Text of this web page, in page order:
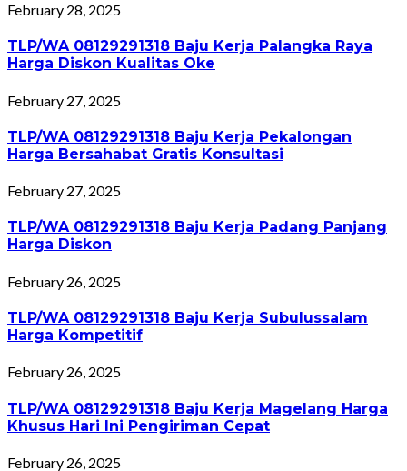
February 28, 2025
TLP/WA 08129291318 Baju Kerja Palangka Raya
Harga Diskon Kualitas Oke
February 27, 2025
TLP/WA 08129291318 Baju Kerja Pekalongan
Harga Bersahabat Gratis Konsultasi
February 27, 2025
TLP/WA 08129291318 Baju Kerja Padang Panjang
Harga Diskon
February 26, 2025
TLP/WA 08129291318 Baju Kerja Subulussalam
Harga Kompetitif
February 26, 2025
TLP/WA 08129291318 Baju Kerja Magelang Harga
Khusus Hari Ini Pengiriman Cepat
February 26, 2025